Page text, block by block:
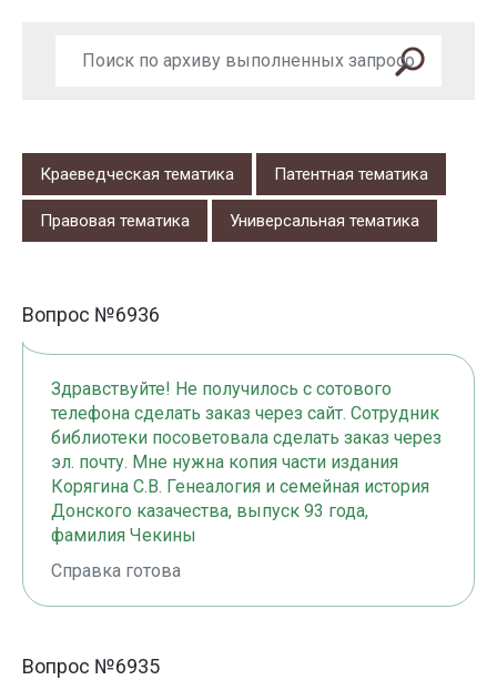
Краеведческая тематика Патентная тематика
Правовая тематика Универсальная тематика
Вопрос №6936
Здравствуйте! Не получилось с сотового
телефона сделать заказ через сайт. Сотрудник
библиотеки посоветовала сделать заказ через
эл. почту. Мне нужна копия части издания
Корягина С.В. Генеалогия и семейная история
Донского казачества, выпуск 93 года,
фамилия Чекины
Справка готова
Вопрос №6935